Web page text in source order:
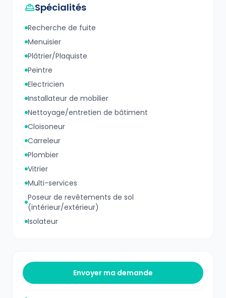
Spécialités
Recherche de fuite
Menuisier
Plâtrier/Plaquiste
Peintre
Electricien
Installateur de mobilier
Nettoyage/entretien de bâtiment
Cloisoneur
Carreleur
Plombier
Vitrier
Multi-services
Poseur de revêtements de sol
(intérieur/extérieur)
Isolateur
Envoyer ma demande